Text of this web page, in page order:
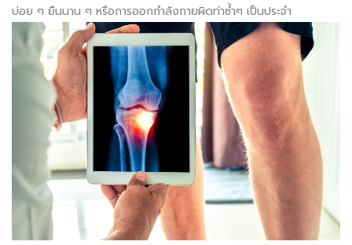
บ่อย ๆ ยืนนาน ๆ หรือการออกกำลังกายผิดท่าซ้ำๆ เป็นประจำ